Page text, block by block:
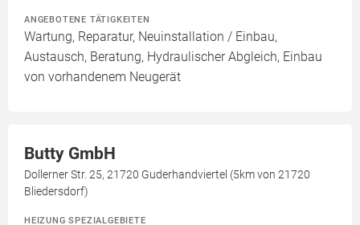
ANGEBOTENE TÄTIGKEITEN
Wartung, Reparatur, Neuinstallation / Einbau,
Austausch, Beratung, Hydraulischer Abgleich, Einbau
von vorhandenem Neugerät
Butty GmbH
Dollerner Str. 25, 21720 Guderhandviertel (5km von 21720
Bliedersdorf)
HEIZUNG SPEZIALGEBIETE